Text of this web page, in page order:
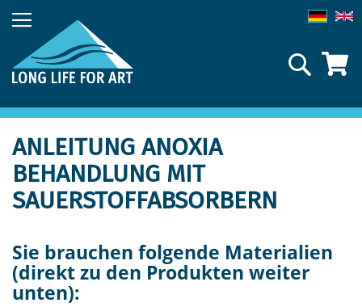
Direkt
zum
Inhalt
Suche
ANLEITUNG ANOXIA
BEHANDLUNG MIT
SAUERSTOFFABSORBERN
Sie brauchen folgende Materialien
(direkt zu den Produkten weiter
unten):